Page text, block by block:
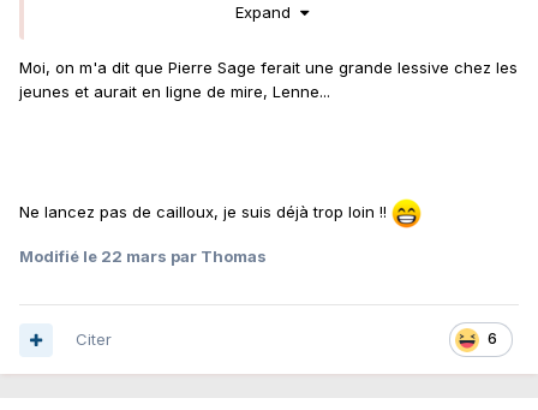
Aguilar, Udol, Garnier et Lenne.
Expand
Moi, on m'a dit que Pierre Sage ferait une grande lessive chez les
jeunes et aurait en ligne de mire, Lenne...
Ne lancez pas de cailloux, je suis déjà trop loin !!
Modifié le 22 mars par Thomas
6
Citer